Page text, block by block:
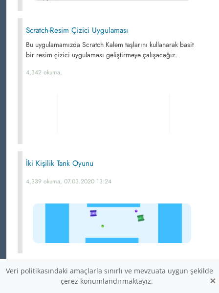
Scratch-Resim Çizici Uygulaması
Bu uygulamamızda Scratch Kalem taşlarını kullanarak basit
bir resim çizici uygulaması geliştirmeye çalışacağız.
4,342 okuma,
İki Kişilik Tank Oyunu
4,339 okuma, 07.03.2020 13:24
Scratch Çok Kullanılan Kodlar
Veri politikasındaki amaçlarla sınırlı ve mevzuata uygun şekilde
çerez konumlandırmaktayız.
×